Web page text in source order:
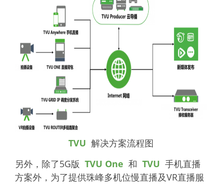
TVU 解决方案流程图
另外，除了5G版 TVU One 和 TVU 手机直播
方案外，为了提供珠峰多机位慢直播及VR直播服